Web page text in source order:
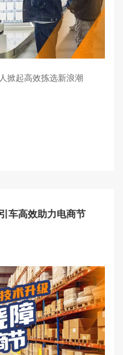
掀起高效拣选新浪潮
车高效助力电商节